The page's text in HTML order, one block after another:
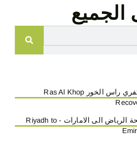
الجميع
ريكفري راس الخور Ras Al Khop
سطحة الرياض الى الامارات - Riyadh to